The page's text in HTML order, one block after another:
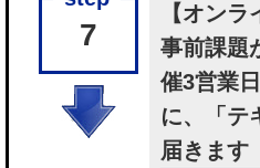
7
【オンラ
事前課題
催3営業
に、「テ
届きます